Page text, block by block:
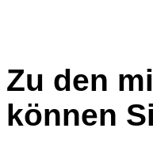
Zu den
können